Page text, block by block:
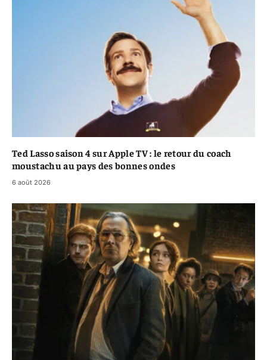
Ted Lasso saison 4 sur Apple TV : le retour du coach
moustachu au pays des bonnes ondes
6 août 2026